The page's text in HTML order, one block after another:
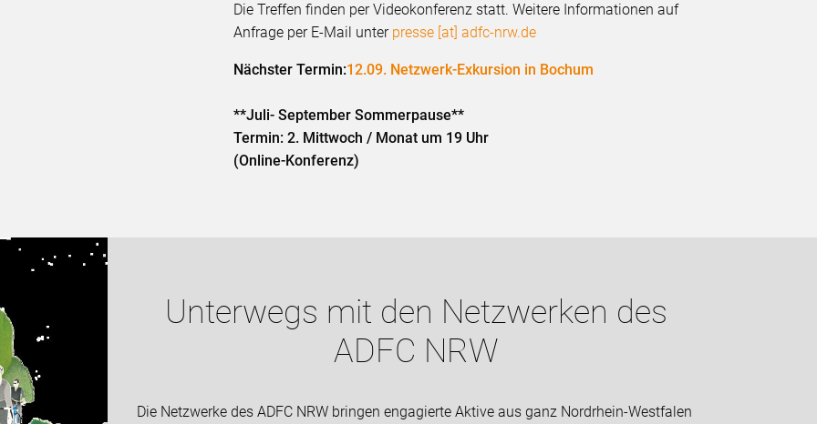
Die Treffen finden per Videokonferenz statt. Weitere Informationen auf
Anfrage per E-Mail unter presse [at] adfc-nrw.de
Nächster Termin:12.09. Netzwerk-Exkursion in Bochum
**Juli- September Sommerpause**
Termin: 2. Mittwoch / Monat um 19 Uhr
(Online-Konferenz)
Unterwegs mit den Netzwerken des
ADFC NRW
Die Netzwerke des ADFC NRW bringen engagierte Aktive aus ganz Nordrhein-Westfalen